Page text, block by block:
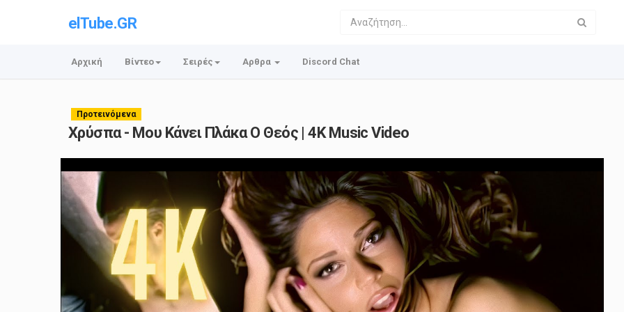
elTube.GR
Αρχική Βίντεο Σειρές Αρθρα Discord Chat
Προτεινόμενα
Χρύσπα - Μου Κάνει Πλάκα Ο Θεός | 4K Music Video